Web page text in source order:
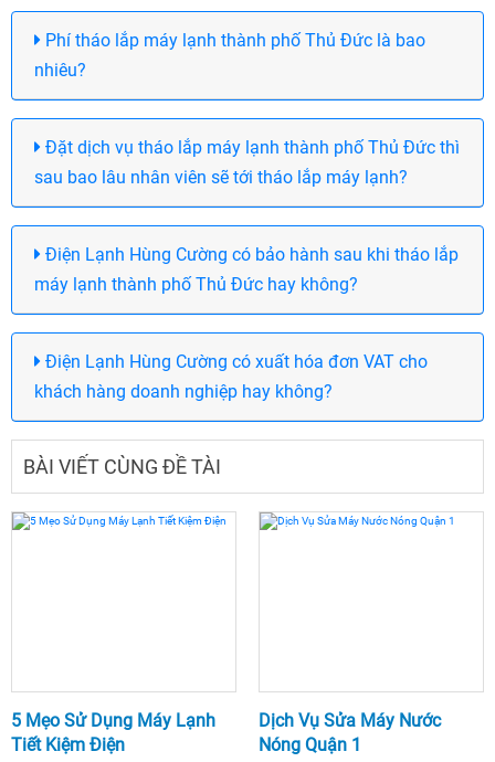
Phí tháo lắp máy lạnh thành phố Thủ Đức là bao
nhiêu?
Đặt dịch vụ tháo lắp máy lạnh thành phố Thủ Đức thì
sau bao lâu nhân viên sẽ tới tháo lắp máy lạnh?
Điện Lạnh Hùng Cường có bảo hành sau khi tháo lắp
máy lạnh thành phố Thủ Đức hay không?
Điện Lạnh Hùng Cường có xuất hóa đơn VAT cho
khách hàng doanh nghiệp hay không?
BÀI VIẾT CÙNG ĐỀ TÀI
5 Mẹo Sử Dụng Máy Lạnh
Tiết Kiệm Điện
Dịch Vụ Sửa Máy Nước
Nóng Quận 1